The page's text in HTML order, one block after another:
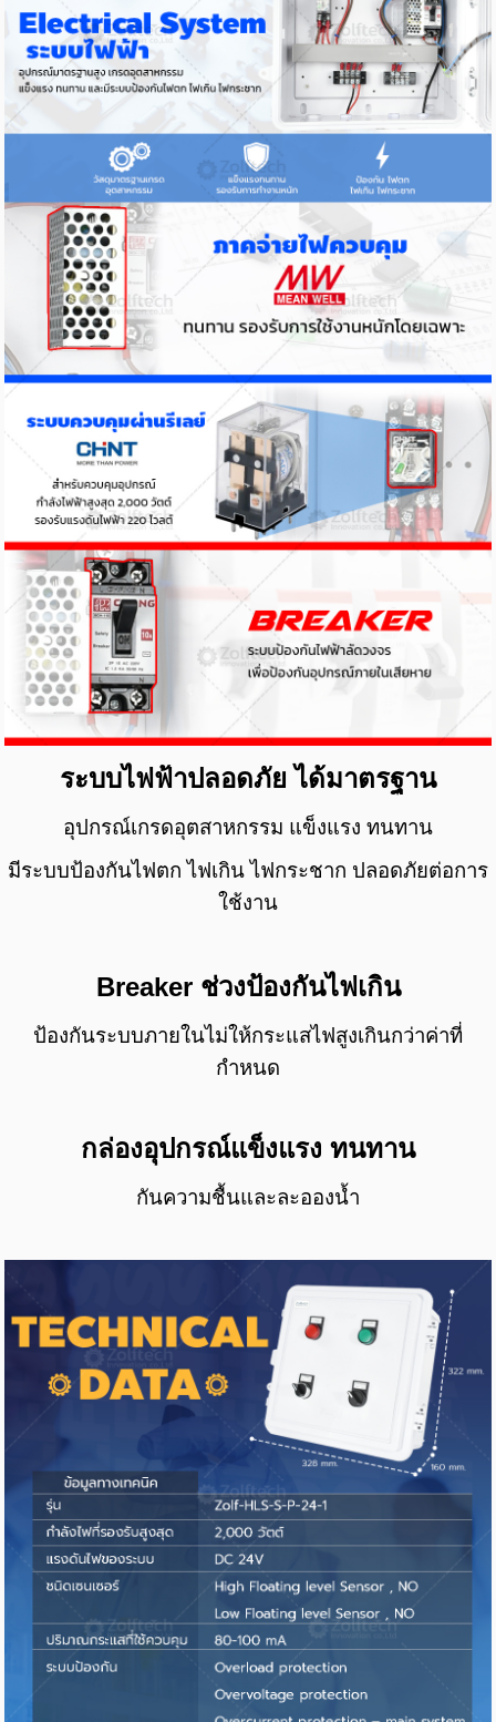
ระบบไฟฟ้าปลอดภัย ได้มาตรฐาน
อุปกรณ์เกรดอุตสาหกรรม แข็งแรง ทนทาน
มีระบบป้องกันไฟตก ไฟเกิน ไฟกระชาก ปลอดภัยต่อการ
ใช้งาน
Breaker ช่วงป้องกันไฟเกิน
ป้องกันระบบภายในไม่ให้กระแสไฟสูงเกินกว่าค่าที่
กำหนด
กล่องอุปกรณ์แข็งแรง ทนทาน
กันความชื้นและละอองน้ำ